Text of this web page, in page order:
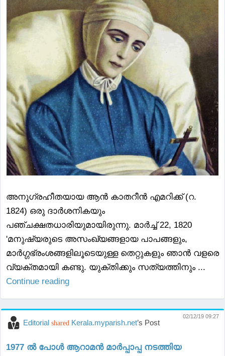
അനുഗ്രഹീതയായ ആന്‍ കാതറീന്‍ എമറിക്ക് (റ.
1824) ഒരു ദാര്‍ശനികയും
പഞ്ചക്ഷതധാരിയുമായിരുന്നു. മാര്‍ച്ച് 22, 1820
'മനുഷ്യരുടെ അസംഖ്യങ്ങളായ പാപങ്ങളും,
മാര്‍ഗ്ഗഭ്രംശങ്ങളിലൂടെയുള്ള തെറ്റുകളും ഞാന്‍ വളരെ
വ്യക്തമായി കണ്ടു. യുക്തിക്കും സത്യത്തിനും ...
Continue reading
Editorial shared Kerala.myparish.net’s Post
02/12/19 09:27
1977 ൽ പോൾ ആറാമൻ മാർപ്പാപ്പ നടത്തിയ